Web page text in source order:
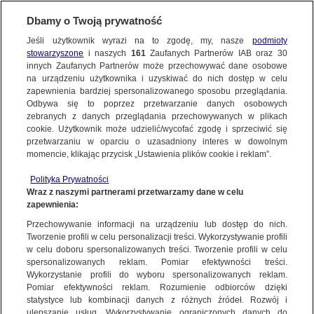
NAJNOWSZE
FAKTY
TVN24 GO
POLSKA
ŚWIAT
miasta:
WARSZAWA
Dzień dobry!
Jedno konto do wszystkich usług
Kryzys sejmowy
Dbamy o Twoją prywatność
Jeśli użytkownik wyrazi na to zgodę, my, nasze podmioty
stowarzyszone i naszych 161Zaufanych Partnerów IAB oraz 30
innych Zaufanych Partnerów może przechowywać dane osobowe
na urządzeniu użytkownika i uzyskiwać do nich dostęp w celu
zapewnienia bardziej spersonalizowanego sposobu przeglądania.
Odbywa się to poprzez przetwarzanie danych osobowych
zebranych z danych przeglądania przechowywanych w plikach
cookie. Użytkownik może udzielić/wycofać zgodę i sprzeciwić się
przetwarzaniu w oparciu o uzasadniony interes w dowolnym
momencie, klikając przycisk „Ustawienia plików cookie i reklam”.
Polityka Prywatności
Wraz z naszymi partnerami przetwarzamy dane w celu
zapewnienia:
Przechowywanie informacji na urządzeniu lub dostęp do nich.
Tworzenie profili w celu personalizacji treści. Wykorzystywanie profili
w celu doboru spersonalizowanych treści. Tworzenie profili w celu
spersonalizowanych reklam. Pomiar efektywności treści.
Wykorzystanie profili do wyboru spersonalizowanych reklam.
Pomiar efektywności reklam. Rozumienie odbiorców dzięki
statystyce lub kombinacji danych z różnych źródeł. Rozwój i